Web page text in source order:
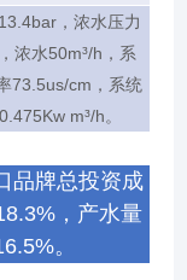
，浓水压力
浓水50m³/h，系
73.5us/cm，系统
m³/h。
品牌总投资成
，产水量
。